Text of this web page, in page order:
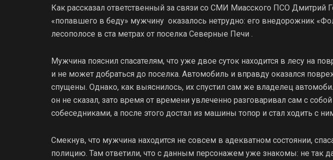
Как рассказал ответственный за связи со СМИ Миасского ПСО Дмитрий
«попавшего в беду» мужчину оказалось нетрудно: его внедорожник
лесополосе в ста метрах от поселка Северные Печи .
Мужчина пояснил спасателям, что уже двое суток находится в лесу на
и не может добраться до поселка. Автомобиль и вправду оказался
спущены. Однако, как выяснилось, их спустил сам же владелец
он не сказал, зато время от времени увлеченно разговаривал сам с
собеседниками, а после этого достал из машины топор и стал ходить с
Смекнув, что мужчина находится не совсем в адекватном состоянии,
полицию. Там ответили, что с данным персонажем уже знакомы: не так